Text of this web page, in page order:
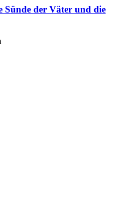
Sünde der Väter und die